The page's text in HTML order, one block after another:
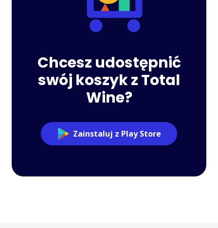
Chcesz udostępnić
swój koszyk z Total
Wine?
Zainstaluj z Play Store